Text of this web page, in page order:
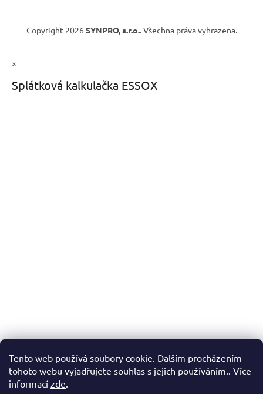
Tento web používá soubory cookie. Dalším procházením
tohoto webu vyjadřujete souhlas s jejich používáním.. Více
informací zde.
Copyright 2026 SYNPRO, s.r.o.. Všechna práva vyhrazena.
×
Splátková kalkulačka ESSOX